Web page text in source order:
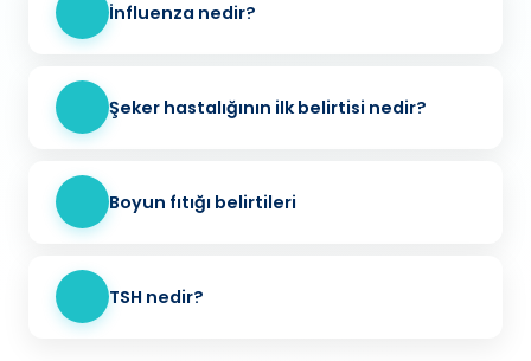
İnfluenza nedir?
Şeker hastalığının ilk belirtisi nedir?
Boyun fıtığı belirtileri
TSH nedir?